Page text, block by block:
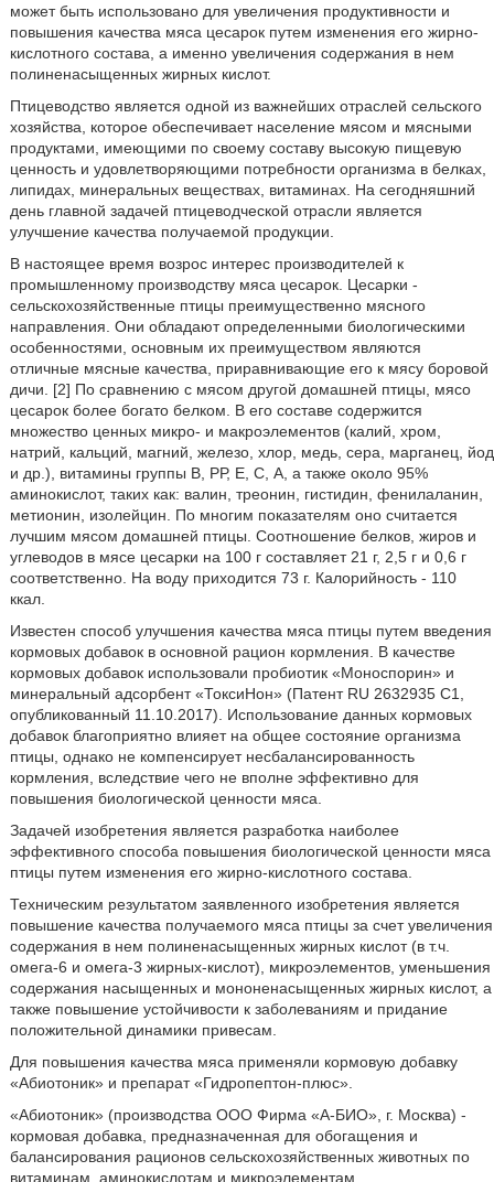
может быть использовано для увеличения продуктивности и
повышения качества мяса цесарок путем изменения его жирно-
кислотного состава, а именно увеличения содержания в нем
полиненасыщенных жирных кислот.
Птицеводство является одной из важнейших отраслей сельского
хозяйства, которое обеспечивает население мясом и мясными
продуктами, имеющими по своему составу высокую пищевую
ценность и удовлетворяющими потребности организма в белках,
липидах, минеральных веществах, витаминах. На сегодняшний
день главной задачей птицеводческой отрасли является
улучшение качества получаемой продукции.
В настоящее время возрос интерес производителей к
промышленному производству мяса цесарок. Цесарки -
сельскохозяйственные птицы преимущественно мясного
направления. Они обладают определенными биологическими
особенностями, основным их преимуществом являются
отличные мясные качества, приравнивающие его к мясу боровой
дичи. [2] По сравнению с мясом другой домашней птицы, мясо
цесарок более богато белком. В его составе содержится
множество ценных микро- и макроэлементов (калий, хром,
натрий, кальций, магний, железо, хлор, медь, сера, марганец, йод
и др.), витамины группы В, РР, Е, С, А, а также около 95%
аминокислот, таких как: валин, треонин, гистидин, фенилаланин,
метионин, изолейцин. По многим показателям оно считается
лучшим мясом домашней птицы. Соотношение белков, жиров и
углеводов в мясе цесарки на 100 г составляет 21 г, 2,5 г и 0,6 г
соответственно. На воду приходится 73 г. Калорийность - 110
ккал.
Известен способ улучшения качества мяса птицы путем введения
кормовых добавок в основной рацион кормления. В качестве
кормовых добавок использовали пробиотик «Моноспорин» и
минеральный адсорбент «ТоксиНон» (Патент RU 2632935 С1,
опубликованный 11.10.2017). Использование данных кормовых
добавок благоприятно влияет на общее состояние организма
птицы, однако не компенсирует несбалансированность
кормления, вследствие чего не вполне эффективно для
повышения биологической ценности мяса.
Задачей изобретения является разработка наиболее
эффективного способа повышения биологической ценности мяса
птицы путем изменения его жирно-кислотного состава.
Техническим результатом заявленного изобретения является
повышение качества получаемого мяса птицы за счет увеличения
содержания в нем полиненасыщенных жирных кислот (в т.ч.
омега-6 и омега-3 жирных-кислот), микроэлементов, уменьшения
содержания насыщенных и мононенасыщенных жирных кислот, а
также повышение устойчивости к заболеваниям и придание
положительной динамики привесам.
Для повышения качества мяса применяли кормовую добавку
«Абиотоник» и препарат «Гидропептон-плюс».
«Абиотоник» (производства ООО Фирма «А-БИО», г. Москва) -
кормовая добавка, предназначенная для обогащения и
балансирования рационов сельскохозяйственных животных по
витаминам, аминокислотам и микроэлементам.